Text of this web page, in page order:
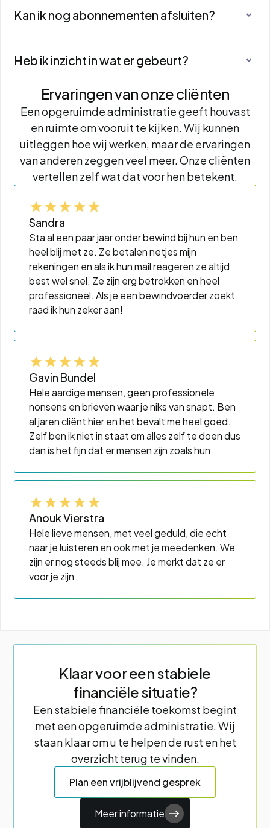
bewindvoering tijdelijk, bijvoorbeeld
tijdens een schuldregeling. In andere
gevallen is het langdurig nodig,
bijvoorbeeld bij een blijvende beperking.
bewindvoering nog passend is.
Kan ik nog abonnementen afsluiten?
Nieuwe financiële verplichtingen gaan
altijd in overleg. Zo voorkomen we samen
dat er nieuwe betalingsproblemen
ontstaan.
Heb ik inzicht in wat er gebeurt?
Ja. U kunt 24 uur per dag inloggen in het
online systeem Onview, daarnaast kunt
altijd contact opnemen als u vragen heeft
of wilt weten hoe u er financieel voor staat.
Ervaringen van onze cliënten
Een opgeruimde administratie geeft houvast
en ruimte om vooruit te kijken. Wij kunnen
uitleggen hoe wij werken, maar de ervaringen
van anderen zeggen veel meer. Onze cliënten
vertellen zelf wat dat voor hen betekent.
Sandra
Sta al een paar jaar onder bewind bij hun en ben
heel blij met ze. Ze betalen netjes mijn
rekeningen en als ik hun mail reageren ze altijd
best wel snel. Ze zijn erg betrokken en heel
professioneel. Als je een bewindvoerder zoekt
raad ik hun zeker aan!
Gavin Bundel
Hele aardige mensen, geen professionele
nonsens en brieven waar je niks van snapt. Ben
al jaren cliënt hier en het bevalt me heel goed.
Zelf ben ik niet in staat om alles zelf te doen dus
dan is het fijn dat er mensen zijn zoals hun.
Anouk Vierstra
Hele lieve mensen, met veel geduld, die echt
naar je luisteren en ook met je meedenken. We
zijn er nog steeds blij mee. Je merkt dat ze er
voor je zijn
Klaar voor een stabiele
financiële situatie?
Een stabiele financiële toekomst begint
met een opgeruimde administratie. Wij
staan klaar om u te helpen de rust en het
overzicht terug te vinden.
Plan een vrijblijvend gesprek
Meer informatie